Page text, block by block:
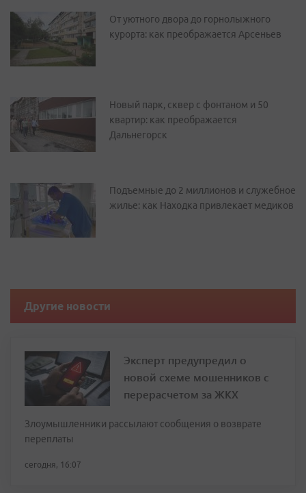
От уютного двора до горнолыжного
курорта: как преображается Арсеньев
Новый парк, сквер с фонтаном и 50
квартир: как преображается
Дальнегорск
Подъемные до 2 миллионов и служебное
жилье: как Находка привлекает медиков
Другие новости
Эксперт предупредил о
новой схеме мошенников с
перерасчетом за ЖКХ
Злоумышленники рассылают сообщения о возврате
переплаты
сегодня, 16:07